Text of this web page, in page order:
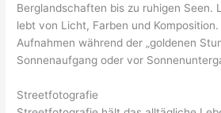
Berglandschaften bis zu ruhigen Seen.
lebt von Licht, Farben und
Aufnahmen während der „goldenen
Sonnenaufgang oder vor
Streetfotografie